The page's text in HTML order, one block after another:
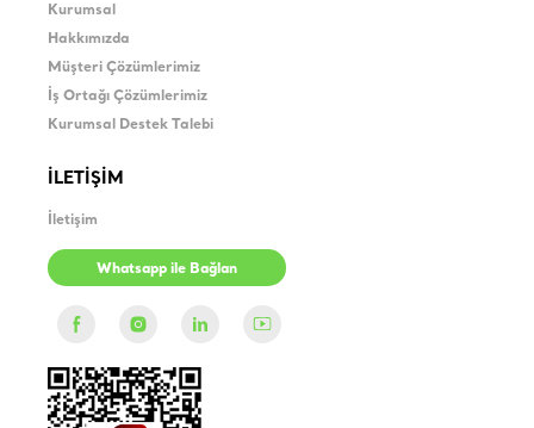
Kurumsal
Hakkımızda
Müşteri Çözümlerimiz
İş Ortağı Çözümlerimiz
Kurumsal Destek Talebi
İLETİŞİM
İletişim
Whatsapp ile Bağlan